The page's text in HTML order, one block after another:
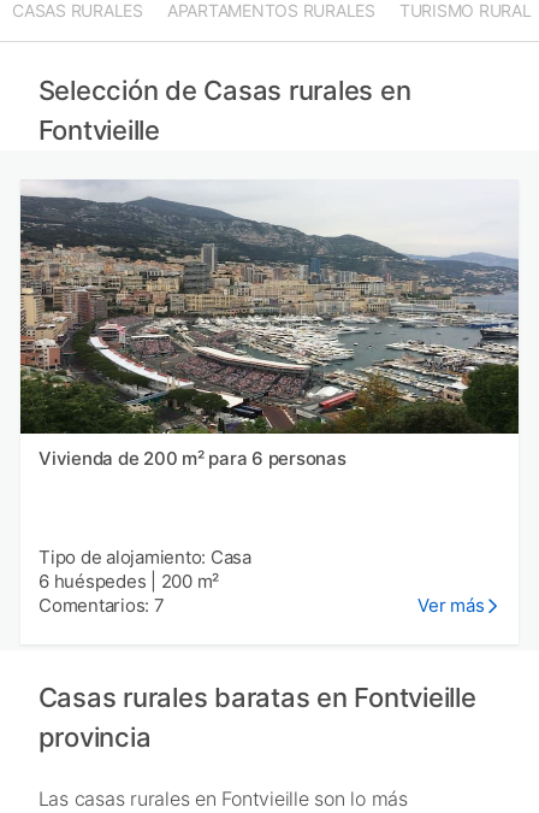
CASAS RURALES APARTAMENTOS RURALES TURISMO RURAL
Selección de Casas rurales en
Fontvieille
Vivienda de 200 m² para 6 personas
Tipo de alojamiento: Casa
6 huéspedes
200 m²
Comentarios: 7
Ver más
Casas rurales baratas en Fontvieille
provincia
Las casas rurales en Fontvieille son lo más